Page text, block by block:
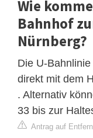
Wie
Bahnhof
Nürnberg?
Die U-
direkt mit dem
. Alternativ
33 bis zur
Antrag auf